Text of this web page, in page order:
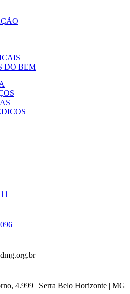
DO BEM
4.999 | Serra Belo Horizonte | MG